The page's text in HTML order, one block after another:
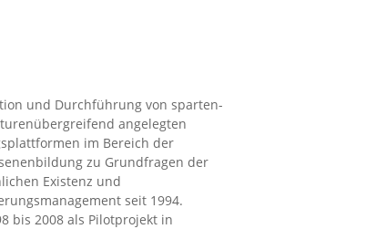
und Durchführung von sparten-
angelegten
im Bereich der
zu Grundfragen der
Existenz und
seit 1994.
bis 2008 als Pilotprojekt in